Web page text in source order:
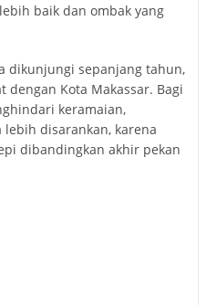
baik dan ombak yang
dikunjungi sepanjang tahun,
dengan Kota Makassar. Bagi
keramaian,
disarankan, karena
dibandingkan akhir pekan